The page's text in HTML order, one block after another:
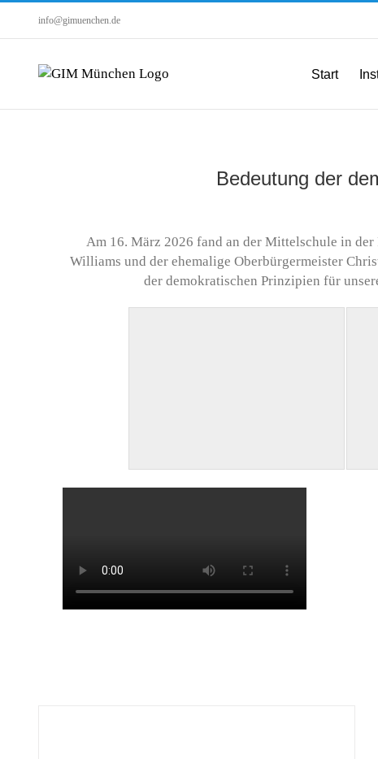
info@gimuenchen.de
Start
Bedeutung der
Am 16. März 2026 fand an der Mittelschule in der
Williams und der ehemalige Oberbürgermeister
der demokratischen Prinzipien für